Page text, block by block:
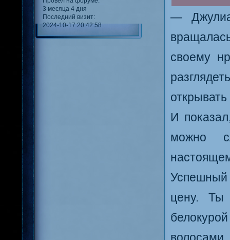
3 месяца 4 дня
Последний визит:
2024-10-17 20:42:58
—
своему
И
можно
Успешный
цену. Ты